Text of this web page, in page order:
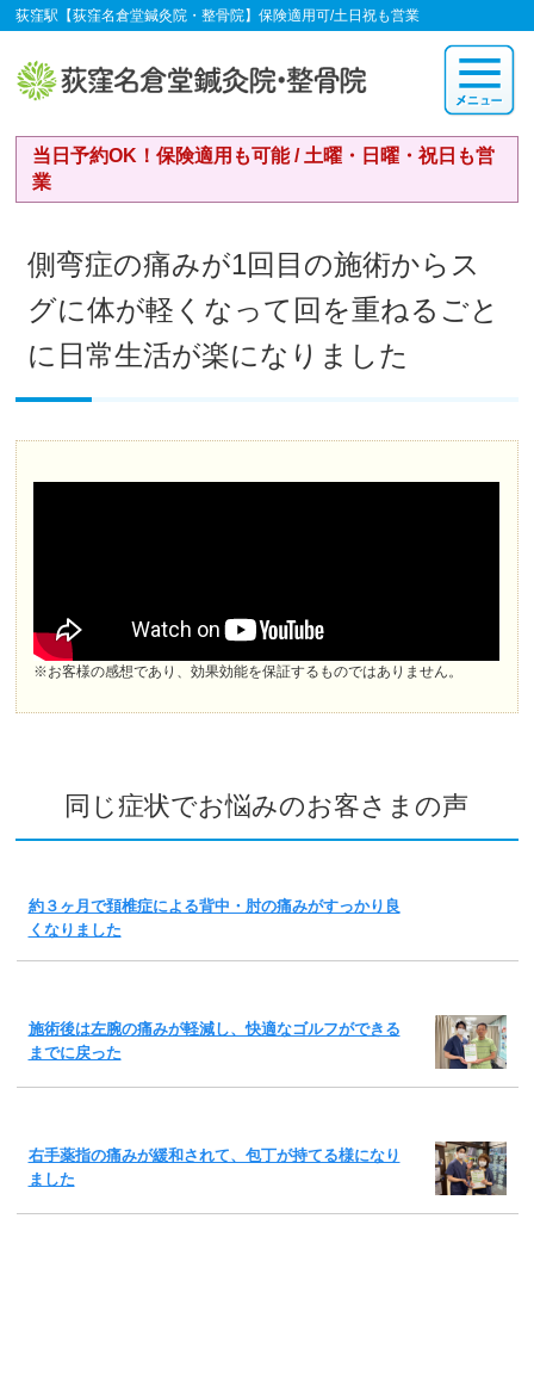
荻窪駅【荻窪名倉堂鍼灸院・整骨院】保険適用可/土日祝も営業
当日予約OK！保険適用も可能 / 土曜・日曜・祝日も営
業
側弯症の痛みが1回目の施術からス
グに体が軽くなって回を重ねるごと
に日常生活が楽になりました
※お客様の感想であり、効果効能を保証するものではありません。
同じ症状でお悩みのお客さまの声
約３ヶ月で頚椎症による背中・肘の痛みがすっかり良
くなりました
施術後は左腕の痛みが軽減し、快適なゴルフができる
までに戻った
右手薬指の痛みが緩和されて、包丁が持てる様になり
ました